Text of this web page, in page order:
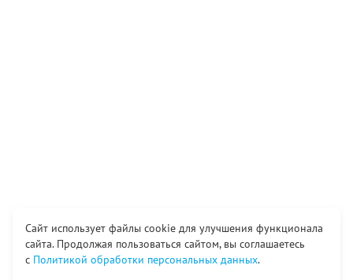
Сайт использует файлы cookie для улучшения функционала
сайта. Продолжая пользоваться сайтом, вы соглашаетесь
с Политикой обработки персональных данных.